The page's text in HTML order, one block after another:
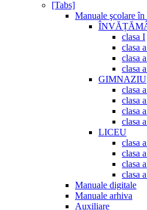
[Tabs]
Manuale şcolare în
clasa I
clasa
clasa
clasa
GIMNAZIU
clasa
clasa
clasa
clasa
LICEU
clasa
clasa
clasa
clasa
Manuale digitale
Manuale arhiva
Auxiliare